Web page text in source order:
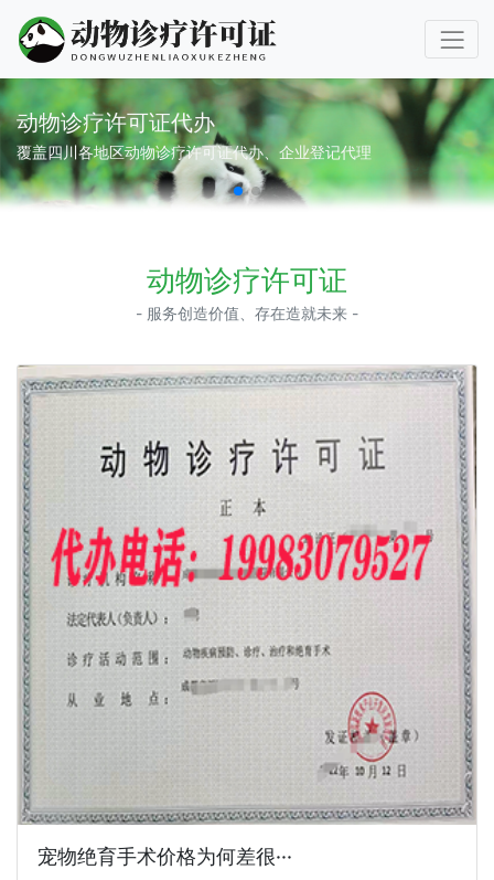
动物诊疗许可证代办
覆盖四川各地区动物诊疗许可证代办、企业登记代理
动物诊疗许可证
- 服务创造价值、存在造就未来 -
宠物绝育手术价格为何差很···